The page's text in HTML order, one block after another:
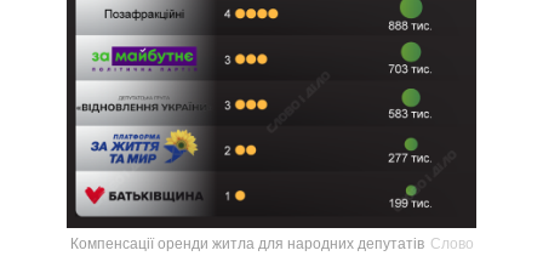
Компенсації оренди житла для народних депутатів Слово